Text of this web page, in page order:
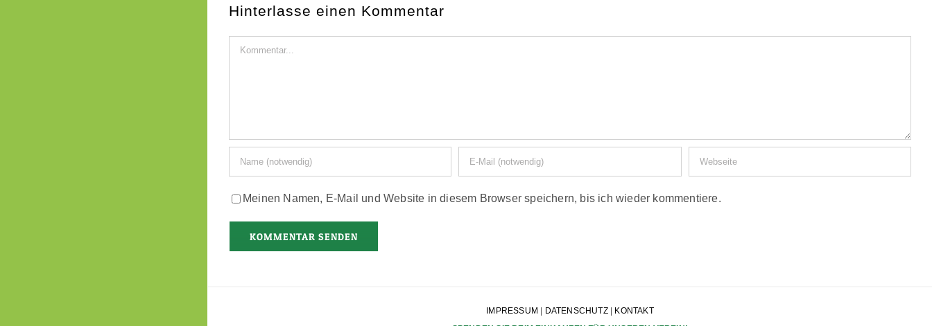
Hinterlasse einen Kommentar
Meinen Namen, E-Mail und Website in diesem Browser speichern, bis ich wieder kommentiere.
IMPRESSUM DATENSCHUTZ|
KONTAKT